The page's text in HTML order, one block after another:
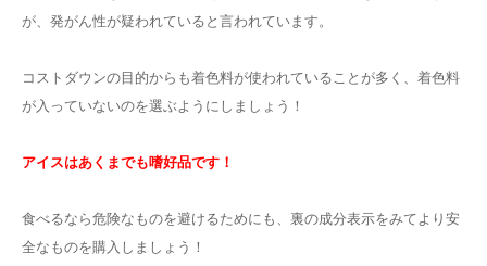
が、発がん性が疑われていると言われています。
コストダウンの目的からも着色料が使われていることが多く、着色料
が入っていないのを選ぶようにしましょう！
アイスはあくまでも嗜好品です！
食べるなら危険なものを避けるためにも、裏の成分表示をみてより安
全なものを購入しましょう！